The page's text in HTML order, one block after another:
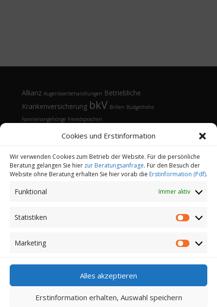
Cookies und Erstinformation
Wir verwenden Cookies zum Betrieb der Website. Für die persönliche
Beratung gelangen Sie hier zur Beratungsanfrage. Für den Besuch der
Website ohne Beratung erhalten Sie hier vorab die Erstinformation (Pdf).
Funktional Immer aktiv
Statistiken
Marketing
Alles akzeptieren
Erstinformation erhalten, Auswahl speichern
Allianz Augenlaserbehandlungen Betriebliche
Krankenversicherung bkV Brillen Budgethöhe
Familienangehörige Fremdsprachen
Gesundheitsmanagement Gesundheitstelefon
Sonnenbrille Tarifvergleich Vorsorgeuntersuchungen Vorteile
Öffnungsfenster
Copyright 2022-2026 | Finanz-und
Versicherungsmakler Sander GmbH | Alle Rechte
vorbehalten